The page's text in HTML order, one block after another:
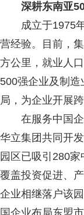
深耕东南亚
成立于1975年
营经验。目前，
方公里，就业人
500强企业及制
局，为企业开展
在服务中国企
华立集团共同开
园区已吸引280
覆盖投资促进、
企业相继落户该
国企业布局东盟